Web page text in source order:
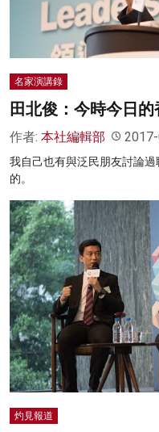
名家演講錄
田北俊：今時今日
作者: 本社編輯部
我自己也有與泛民朋友討論
的。
灼見報道